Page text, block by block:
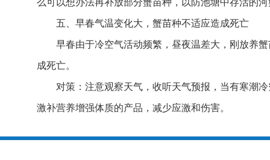
么可以想办法再补放部分蟹苗种，以防池塘中存活的
五、早春气温变化大，蟹苗种不适应造成死亡
早春由于冷空气活动频繁，昼夜温差大，刚放养
成死亡。
对策：注意观察天气，收听天气预报，当有寒潮
激补营养增强体质的产品，减少应激和伤害。